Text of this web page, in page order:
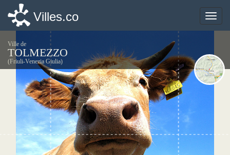
Toggle
Villes.co
Ville de
TOLMEZZO
(Friuli-Venezia Giulia)
Toggle
Villes.co